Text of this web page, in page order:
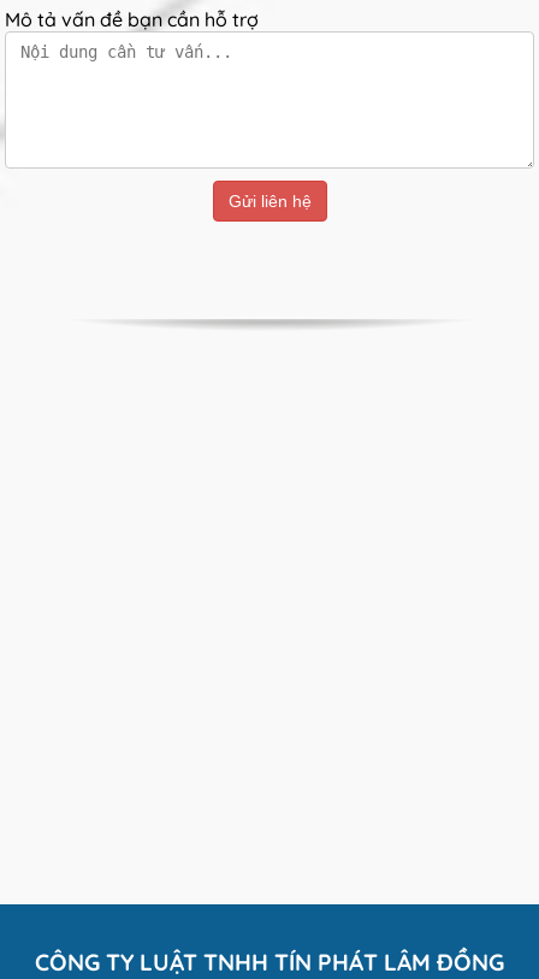
Mô tả vấn đề bạn cần hỗ trợ
CÔNG TY LUẬT TNHH TÍN PHÁT LÂM ĐỒNG